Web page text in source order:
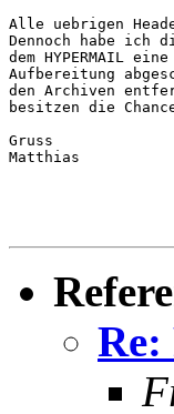
Alle uebrigen
Dennoch habe ich
dem HYPERMAIL
Aufbereitung
den Archiven
besitzen die
Gruss
Matthias